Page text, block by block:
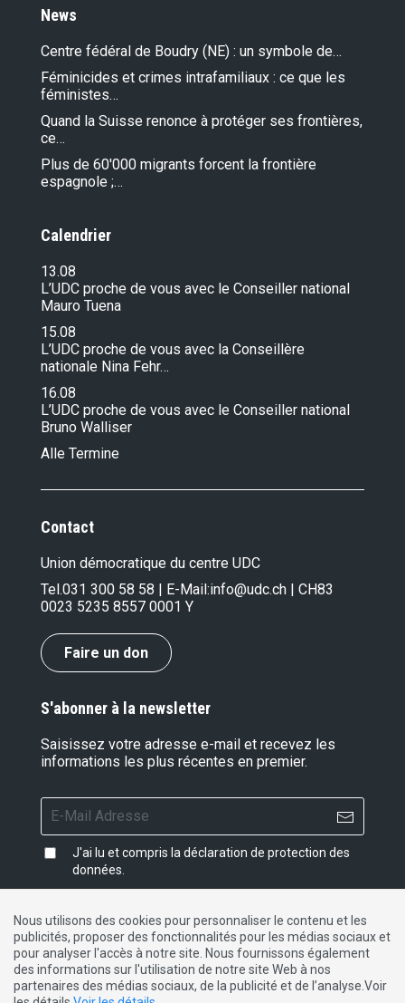
News
Centre fédéral de Boudry (NE) : un symbole de…
Féminicides et crimes intrafamiliaux : ce que les
féministes…
Quand la Suisse renonce à protéger ses frontières,
ce…
Plus de 60'000 migrants forcent la frontière
espagnole ;…
Calendrier
13.08
L’UDC proche de vous avec le Conseiller national
Mauro Tuena
15.08
L’UDC proche de vous avec la Conseillère
nationale Nina Fehr…
16.08
L’UDC proche de vous avec le Conseiller national
Bruno Walliser
Alle Termine
Contact
Union démocratique du centre UDC
Tel.031 300 58 58 | E-Mail:info@udc.ch | CH83
0023 5235 8557 0001 Y
Faire un don
S'abonner à la newsletter
Saisissez votre adresse e-mail et recevez les
informations les plus récentes en premier.
J'ai lu et compris la déclaration de protection des
données
Impressum| Protection des données|Contact
DE FR IT
Nous utilisons des cookies pour personnaliser le contenu et les
publicités, proposer des fonctionnalités pour les médias sociaux et
pour analyser l'accès à notre site. Nous fournissons également
des informations sur l'utilisation de notre site Web à nos
partenaires des médias sociaux, de la publicité et de l’analyse.Voir